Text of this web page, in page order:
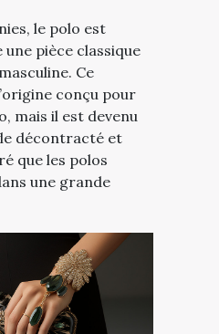
le polo est
pièce classique
Ce
conçu pour
mais il est devenu
décontracté et
que les polos
une grande